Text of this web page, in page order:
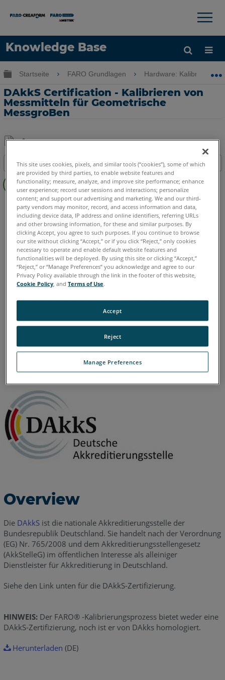
Knowledge Base
Sprache
×
Globale Hierarchie auf- und zuklappen
Startseite FARO Grundlagen Hardware: Kalibrierung-
DAkkS Certification - Kalibrieren von
Messmitteln für Geometrische
MessgroBen
Als
PDF
speichern
Inhaltsangabe
Overview
FaroArm/ScanArm Quantum X.S Quantum X.M
Quantum X.E Quantum S Max
Quantum M Max
Quantum E Max Gage Max Quantum S
Quantum M
Quantum E Gage Edge Fusion Prime Platinum
Legacy Quantum Titanium Advantage Digital Template
Laserscanner
Blink
3D Laserscanner Focus Core Focus Premium
Focus Premium Max Focus S
Focus3D Focus3D X Focus3D X HDR Focus3D S Photon
Englisch
Overview
Die DAkkSist die nationale Akkreditierungsstelle der
Bundesrepublik Deutschland. Sie handelt nach der Verordnung
(EG) Nr. 765/2008 und dem Akkreditierungsstellengesetz
(AkkStelleG) im öffentlichen Interesse als alleiniger
Dienstleister für Akkreditierung in Deutschland.
Siehe den Link unten für die DAkkS-Zertifizierung.
HINWEIS: Der FARO® -Kalibrierungsprozess bietet weder eine
DAkkS-Zertifizierung, noch ist er von DAkks homologiert.
Herunterladen (DE)
This site uses cookies, pixels, and similar tools (“cookies”), some of which
are provided by third parties, to enable website features and
functionality; measure, analyze, and improve site performance; enhance
user experience; record user sessions and interactions; personalize
content; and support our advertising and marketing. We and our third-
party vendors may monitor, record, and access information and data,
including device data, IP address and online identifiers, referring URLs
and other browsing information, for these and similar purposes. By
clicking Accept, you agree to such purposes. If you continue to browse
our site without clicking “Accept,” or if you click “Reject,” only cookies
necessary to operate and enable default website features and
functionalities will be deployed. By using this site or clicking “Accept,”
“Reject,” or “Manage Preferences” you acknowledge and agree to our
Privacy Policy available through the link in the footer of this website,
Cookie Policy , andTerms of Use.
Manage Preferences
Reject
Accept